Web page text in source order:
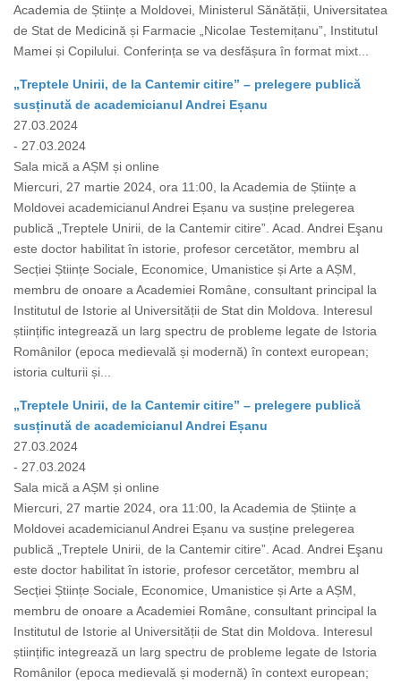
Academia de Științe a Moldovei, Ministerul Sănătății, Universitatea
de Stat de Medicină și Farmacie „Nicolae Testemițanu”, Institutul
Mamei și Copilului. Conferința se va desfășura în format mixt...
„Treptele Unirii, de la Cantemir citire” – prelegere publică
susținută de academicianul Andrei Eșanu
27.03.2024
- 27.03.2024
Sala mică a AȘM și online
Miercuri, 27 martie 2024, ora 11:00, la Academia de Științe a
Moldovei academicianul Andrei Eșanu va susține prelegerea
publică „Treptele Unirii, de la Cantemir citire”. Acad. Andrei Eşanu
este doctor habilitat în istorie, profesor cercetător, membru al
Secției Științe Sociale, Economice, Umanistice și Arte a AȘM,
membru de onoare a Academiei Române, consultant principal la
Institutul de Istorie al Universității de Stat din Moldova. Interesul
științific integrează un larg spectru de probleme legate de Istoria
Românilor (epoca medievală și modernă) în context european;
istoria culturii și...
„Treptele Unirii, de la Cantemir citire” – prelegere publică
susținută de academicianul Andrei Eșanu
27.03.2024
- 27.03.2024
Sala mică a AȘM și online
Miercuri, 27 martie 2024, ora 11:00, la Academia de Științe a
Moldovei academicianul Andrei Eșanu va susține prelegerea
publică „Treptele Unirii, de la Cantemir citire”. Acad. Andrei Eşanu
este doctor habilitat în istorie, profesor cercetător, membru al
Secției Științe Sociale, Economice, Umanistice și Arte a AȘM,
membru de onoare a Academiei Române, consultant principal la
Institutul de Istorie al Universității de Stat din Moldova. Interesul
științific integrează un larg spectru de probleme legate de Istoria
Românilor (epoca medievală și modernă) în context european;